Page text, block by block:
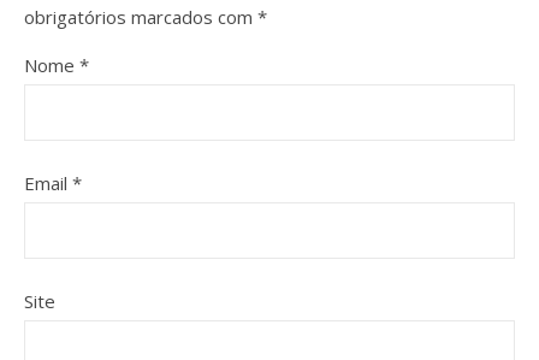
obrigatórios marcados com *
Nome *
Email *
Site